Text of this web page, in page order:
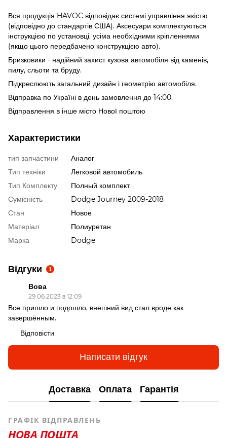
Вся продукція HAVOC відповідає системі управління якістю
(відповідно до стандартів США). Аксесуари комплектуються
інструкцією по установці, усіма необхідними кріпленнями
(якщо цього передбачено конструкцією авто).
Бризковики - надійний захист кузова автомобіля від каменів,
пилу, сльоти та бруду.
Підкреслюють загальний дизайн і геометрію автомобіля.
Відправка по Україні в день замовлення до 14:00.
Відправлення в інше місто Нової поштою
Характеристики
тип запчастини
Аналог
Тип техніки
Легковой автомобиль
Тип Комплекту
Полный комплект
Сумісність
Dodge Journey 2009-2018
Стан
Новое
Матеріал
Полиуретан
Марка
Dodge
Відгуки 1
Вова
29.06.2023 в 12:09
Все пришло и подошло, внешний вид стал вроде как
завершённым.
Відповісти
Написати відгук
Доставка Оплата Гарантія
ГРАФІК ВІДПРАВЛЕНЬ
НОВА ПОШТА